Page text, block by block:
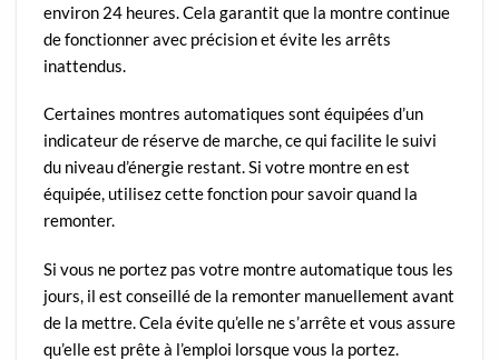
environ 24 heures. Cela garantit que la montre continue
de fonctionner avec précision et évite les arrêts
inattendus.
Certaines montres automatiques sont équipées d’un
indicateur de réserve de marche, ce qui facilite le suivi
du niveau d’énergie restant. Si votre montre en est
équipée, utilisez cette fonction pour savoir quand la
remonter.
Si vous ne portez pas votre montre automatique tous les
jours, il est conseillé de la remonter manuellement avant
de la mettre. Cela évite qu’elle ne s’arrête et vous assure
qu’elle est prête à l’emploi lorsque vous la portez.